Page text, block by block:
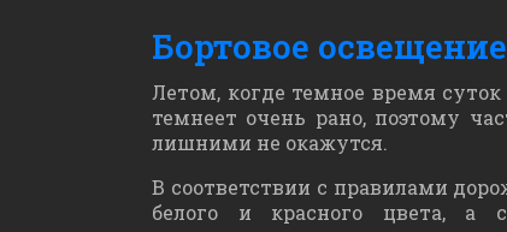
Бортовое
Летом, когде темное время
темнеет очень рано, поэтому
лишними не окажутся.
В соответствии с правилами
белого и красного цвета, а